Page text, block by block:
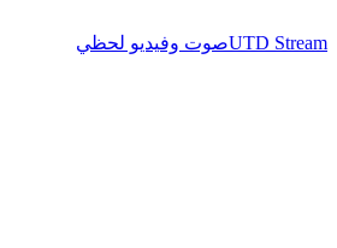
UTD Streamصوت وفيديو لحظي